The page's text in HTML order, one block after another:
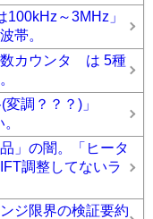
100kHz～3MHz」
帯。
数カウンタ は 5種
調？？？)」
」の闇。「ヒータ
調整してないラ
ジ限界の検証要約